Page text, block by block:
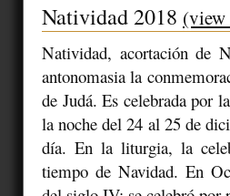
Natividad 2018 (view
Natividad, acortación de
antonomasia la
de Judá. Es celebrada por
la noche del 24 al 25 de
día. En la liturgia, la
tiempo de Navidad. En